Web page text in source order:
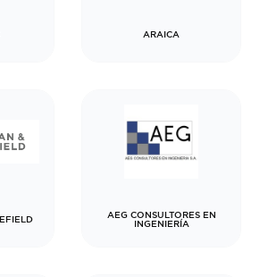
ARAICA
AEG CONSULTORES EN
INGENIERÍA